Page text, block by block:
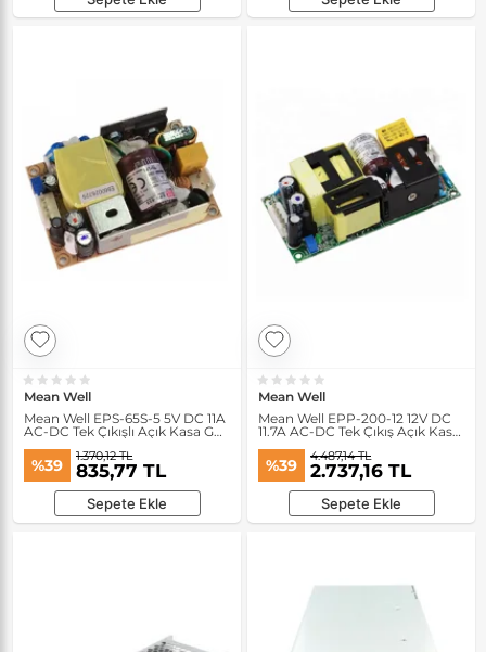
Mean Well
Mean Well EPS-65S-5 5V DC 11A
AC-DC Tek Çıkışlı Açık Kasa Güç
%39 1.370,12 TL
835,77 TL
Sepete Ekle
Mean Well
Mean Well EPP-200-12 12V DC
11.7A AC-DC Tek Çıkış Açık Kasa
%39 4.487,14 TL
2.737,16 TL
Sepete Ekle